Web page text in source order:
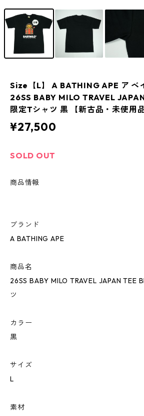
Size【L】 A BATHING APE ア ベ
26SS BABY MILO TRAVEL
限定Tシャツ 黒 【新古品・未使用
¥27,500
SOLD OUT
商品情報
ブランド
A BATHING APE
商品名
26SS BABY MILO TRAVEL JAPAN TEE
ツ
カラー
黒
サイズ
L
素材